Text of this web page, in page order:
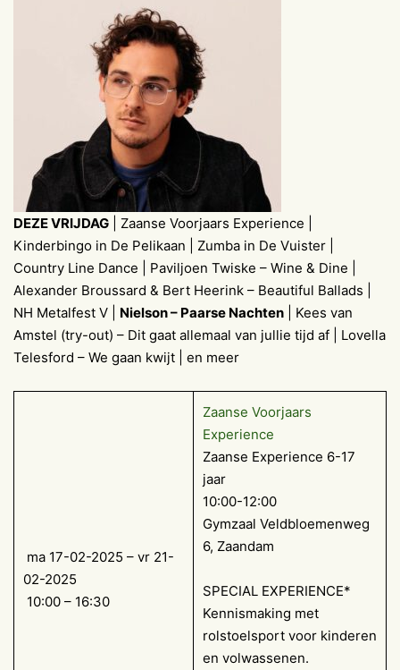
DEZE VRIJDAG | Zaanse Voorjaars Experience |
Kinderbingo in De Pelikaan | Zumba in De Vuister |
Country Line Dance | Paviljoen Twiske – Wine & Dine |
Alexander Broussard & Bert Heerink – Beautiful Ballads |
NH Metalfest V | Nielson – Paarse Nachten | Kees van
Amstel (try-out) – Dit gaat allemaal van jullie tijd af | Lovella
Telesford – We gaan kwijt | en meer
ma 17-02-2025 – vr 21-
02-2025
10:00 – 16:30
Zaanse Voorjaars
Experience
Zaanse Experience 6-17
jaar
10:00-12:00
Gymzaal Veldbloemenweg
6, Zaandam
SPECIAL EXPERIENCE*
Kennismaking met
rolstoelsport voor kinderen
en volwassenen.